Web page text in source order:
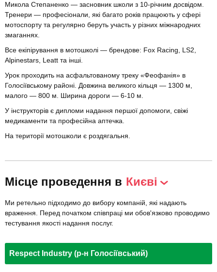
Микола Степаненко — засновник школи з 10-річним досвідом.
Тренери — професіонали, які багато років працюють у сфері
мотоспорту та регулярно беруть участь у різних міжнародних
змаганнях.
Все екіпірування в мотошколі — брендове: Fox Racing, LS2,
Alpinestars, Leatt та інші.
Урок проходить на асфальтованому треку «Феофанія» в
Голосіївському районі. Довжина великого кільця — 1300 м,
малого — 800 м. Ширина дороги — 6-10 м.
У інструкторів є дипломи надання першої допомоги, свіжі
медикаменти та професійна аптечка.
На території мотошколи є роздягальня.
Місце проведення в Києві
Ми ретельно підходимо до вибору компаній, які надають
враження. Перед початком співпраці ми обов'язково проводимо
тестування якості надання послуг.
Respect Industry (р-н Голосіївський)